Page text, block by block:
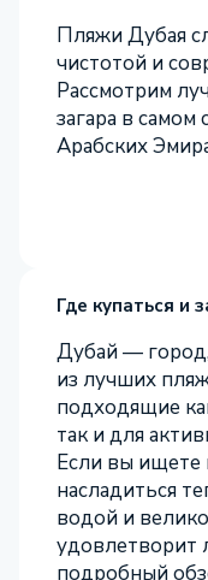
Пляжи Дубая
чистотой и
Рассмотрим
загара в
Арабских
Где купаться и
Дубай —
из лучших
подходящие
так и для
Если вы ищете
насладиться
водой и
удовлетворит
подробный